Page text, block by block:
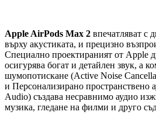
Apple AirPods Max 2 впечатляват с
върху акустиката, и прецизно
Специално проектираният от Apple
осигурява богат и детайлен звук, а
шумопотискане (Active Noise
и Персонализирано пространствено
Audio) създава несравнимо аудио
музика, гледане на филми и друго